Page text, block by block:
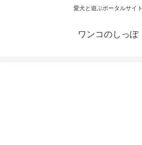
愛犬と遊ぶポータルサイト
ワンコのしっぽ